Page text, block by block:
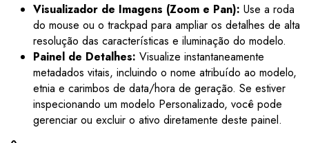
Visualizador de Imagens (Zoom e Pan): Use a roda
do mouse ou o trackpad para ampliar os detalhes de alta
resolução das características e iluminação do modelo.
Painel de Detalhes: Visualize instantaneamente
metadados vitais, incluindo o nome atribuído ao modelo,
etnia e carimbos de data/hora de geração. Se estiver
inspecionando um modelo Personalizado, você pode
gerenciar ou excluir o ativo diretamente deste painel.